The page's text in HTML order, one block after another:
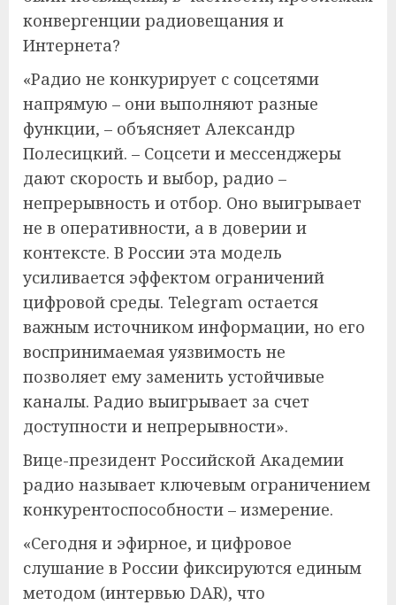
конвергенции радиовещания и
Интернета?
«Радио не конкурирует с соцсетями
напрямую – они выполняют разные
функции, – объясняет Александр
Полесицкий. – Соцсети и мессенджеры
дают скорость и выбор, радио –
непрерывность и отбор. Оно выигрывает
не в оперативности, а в доверии и
контексте. В России эта модель
усиливается эффектом ограничений
цифровой среды. Telegram остается
важным источником информации, но его
воспринимаемая уязвимость не
позволяет ему заменить устойчивые
каналы. Радио выигрывает за счет
доступности и непрерывности».
Вице-президент Российской Академии
радио называет ключевым ограничением
конкурентоспособности – измерение.
«Сегодня и эфирное, и цифровое
слушание в России фиксируются единым
методом (интервью DAR), что